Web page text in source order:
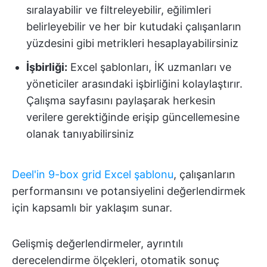
sıralayabilir ve filtreleyebilir, eğilimleri
belirleyebilir ve her bir kutudaki çalışanların
yüzdesini gibi metrikleri hesaplayabilirsiniz
İşbirliği: Excel şablonları, İK uzmanları ve
yöneticiler arasındaki işbirliğini kolaylaştırır.
Çalışma sayfasını paylaşarak herkesin
verilere gerektiğinde erişip güncellemesine
olanak tanıyabilirsiniz
Deel'in 9-box grid Excel şablonu, çalışanların
performansını ve potansiyelini değerlendirmek
için kapsamlı bir yaklaşım sunar.
Gelişmiş değerlendirmeler, ayrıntılı
derecelendirme ölçekleri, otomatik sonuç